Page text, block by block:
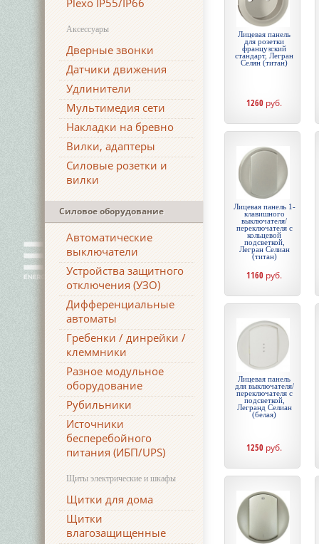
Plexo IP55/IP66
Аксессуары
Дверные звонки
Датчики движения
Удлинители
Мультимедия сети
Накладки на бревно
Вилки, адаптеры
Силовые розетки и
вилки
Силовое оборудование
Автоматические
выключатели
Устройства защитного
отключения (УЗО)
Дифференциальные
автоматы
Гребенки / динрейки /
клеммники
Разное модульное
оборудование
Рубильники
Источники
бесперебойного
питания (ИБП/UPS)
Щиты электрические и шкафы
Щитки для дома
Щитки
влагозащищенные
Лицевая панель
для розетки
французский
стандарт, Легран
Селян (титан)
1260 руб.
Лицевая панель 1-
клавишного
выключателя/
переключателя с
кольцевой
подсветкой,
Легран Селиан
(титан)
1160 руб.
Лицевая панель
для выключателя/
переключателя с
подсветкой,
Легранд Селиан
(белая)
1250 руб.